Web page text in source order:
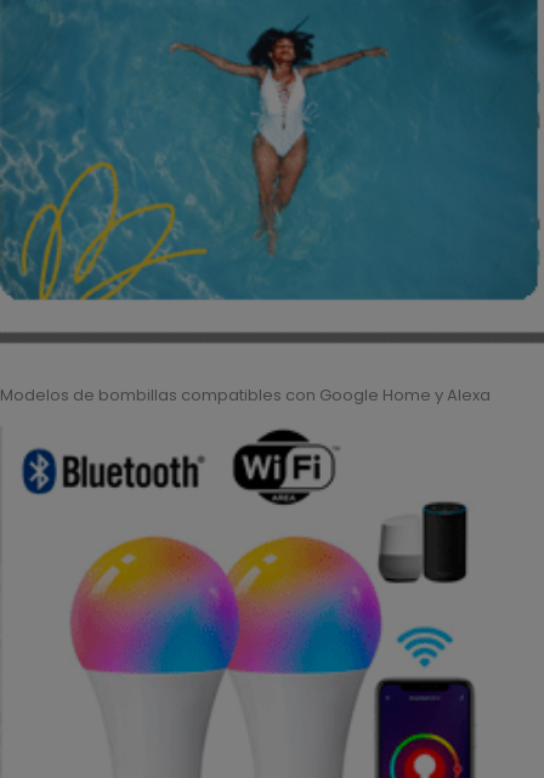
Modelos de bombillas compatibles con Google Home y Alexa